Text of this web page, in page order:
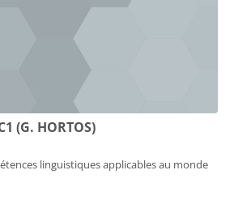
(G. HORTOS)
linguistiques applicables au monde